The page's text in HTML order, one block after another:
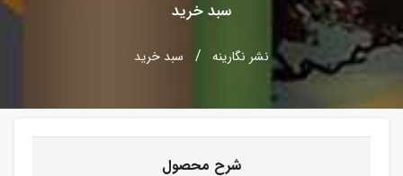
سبد خرید
نشر نگارینه سبد خرید